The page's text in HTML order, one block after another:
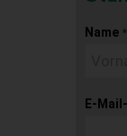
Name *
E-